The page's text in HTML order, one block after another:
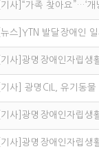
[기사]“가족 찾아요”…‘
[뉴스]YTN 발달장애인
[기사]광명장애인자립생
[기사] 광명CIL, 유기동물
[기사]광명장애인자립
[기사]광명장애인자립